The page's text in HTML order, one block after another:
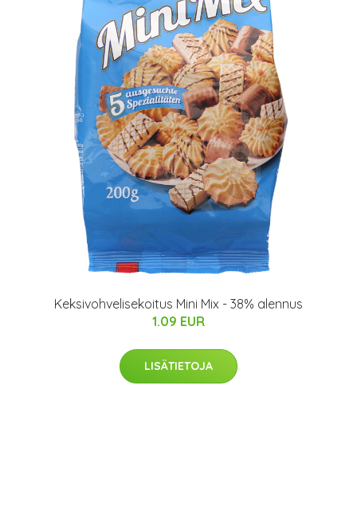
Keksivohvelisekoitus Mini Mix - 38% alennus
1.09 EUR
LISÄTIETOJA